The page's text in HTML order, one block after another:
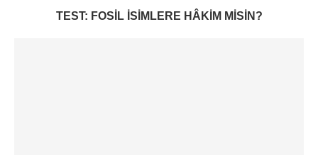
TEST: FOSIL ISIMLERE HÂKIM MISIN?